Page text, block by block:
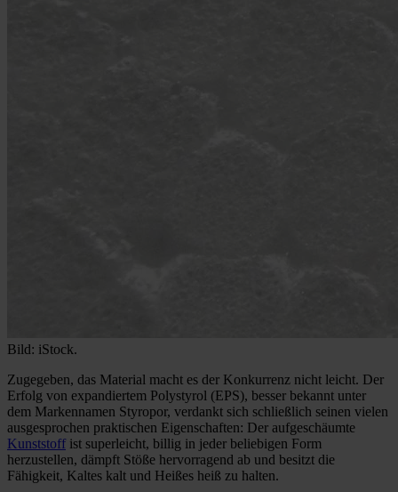
Bild: iStock.
Zugegeben, das Material macht es der Konkurrenz nicht leicht. Der
Erfolg von expandiertem Polystyrol (EPS), besser bekannt unter
dem Markennamen Styropor, verdankt sich schließlich seinen vielen
ausgesprochen praktischen Eigenschaften: Der aufgeschäumte
Kunststoff ist superleicht, billig in jeder beliebigen Form
herzustellen, dämpft Stöße hervorragend ab und besitzt die
Fähigkeit, Kaltes kalt und Heißes heiß zu halten.